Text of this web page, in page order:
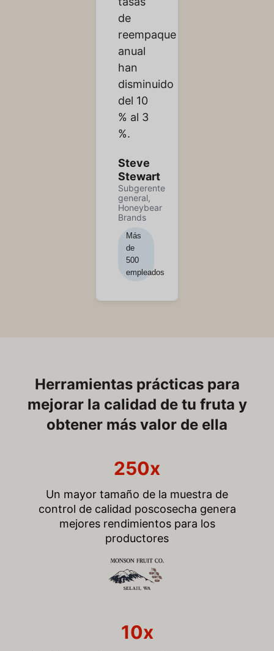
de
reempaque
anual
han
disminuido
del 10
% al 3
%.
Steve
Stewart
Subgerente
general,
Honeybear
Brands
Más
de
500
empleados
Herramientas prácticas para
mejorar la calidad de tu fruta y
obtener más valor de ella
250x
Un mayor tamaño de la muestra de
control de calidad poscosecha genera
mejores rendimientos para los
productores
10x